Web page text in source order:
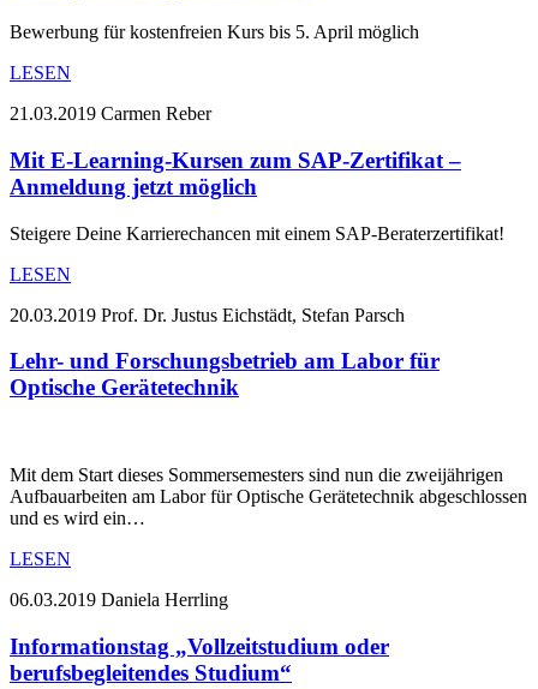
Bewerbung für kostenfreien Kurs bis 5. April möglich
LESEN
21.03.2019 Carmen Reber
Mit E-Learning-Kursen zum SAP-Zertifikat –
Anmeldung jetzt möglich
Steigere Deine Karrierechancen mit einem SAP-Beraterzertifikat!
LESEN
20.03.2019 Prof. Dr. Justus Eichstädt, Stefan Parsch
Lehr- und Forschungsbetrieb am Labor für
Optische Gerätetechnik
Mit dem Start dieses Sommersemesters sind nun die zweijährigen
Aufbauarbeiten am Labor für Optische Gerätetechnik abgeschlossen
und es wird ein…
LESEN
06.03.2019 Daniela Herrling
Informationstag „Vollzeitstudium oder
berufsbegleitendes Studium“